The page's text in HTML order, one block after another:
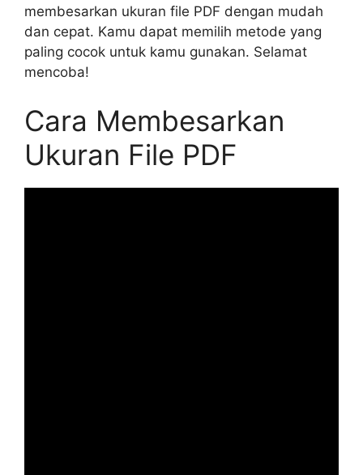
membesarkan ukuran file PDF dengan mudah
dan cepat. Kamu dapat memilih metode yang
paling cocok untuk kamu gunakan. Selamat
mencoba!
Cara Membesarkan
Ukuran File PDF